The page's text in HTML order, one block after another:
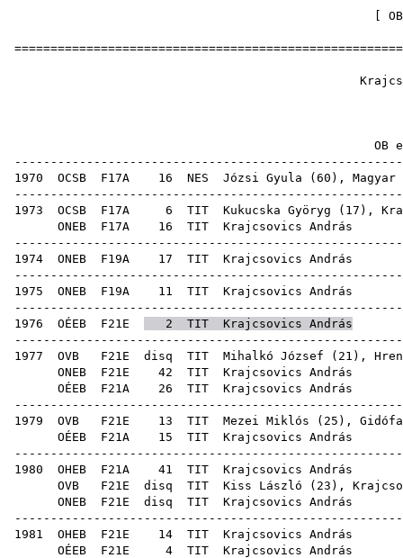
OB
1970 OCSB F17A 16 NES Józsi Gyula ( 60 ),
1973 OCSB F17A 6 TIT Kukucska Györyg ( 17 ),
ONEB F17A 16 TIT
1974 ONEB F19A 17 TIT
1975 ONEB F19A 11 TIT
1976 OÉEB F21E 2 TIT Krajcsovics András
1977 OVB F21E disq TIT Mihalkó József ( 21 ),
ONEB F21E 42 TIT
OÉEB F21A 26 TIT
1979 OVB F21E 13 TIT Mezei Miklós ( 25 ),
OÉEB F21A 15 TIT
1980 OHEB F21A 41 TIT
OVB F21E disq TIT Kiss László ( 23 ),
ONEB F21E disq TIT
1981 OHEB F21E 14 TIT
OÉEB F21E 4 TIT